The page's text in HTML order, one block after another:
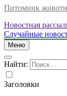
Питомник
Новостная
Случайные
Меню
Найти:
Заголовки